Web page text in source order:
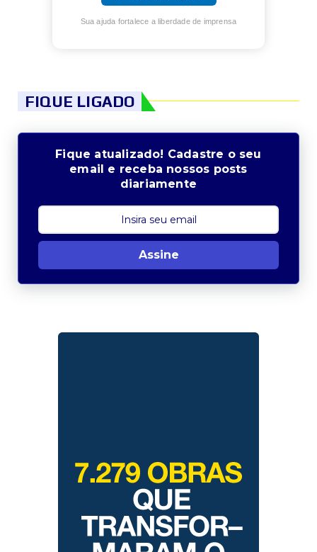
Sua ajuda fortalece a liberdade de imprensa
FIQUE LIGADO
Fique atualizado! Cadastre o seu
email e receba nossos posts
diariamente
Assine